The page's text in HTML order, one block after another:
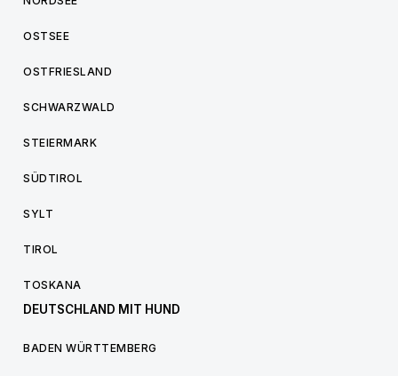
OSTSEE
OSTFRIESLAND
SCHWARZWALD
STEIERMARK
SÜDTIROL
SYLT
TIROL
TOSKANA
DEUTSCHLAND MIT HUND
BADEN WÜRTTEMBERG